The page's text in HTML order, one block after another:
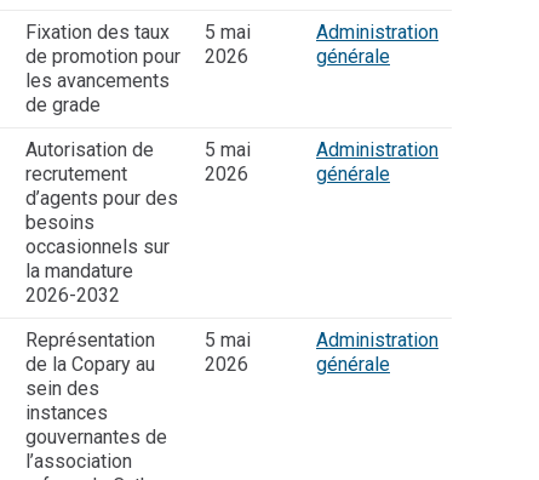
Fixation des taux
de promotion pour
les avancements
de grade
5 mai
2026
Administration
générale
Autorisation de
recrutement
d’agents pour des
besoins
occasionnels sur
la mandature
2026-2032
5 mai
2026
Administration
générale
Représentation
de la Copary au
sein des
instances
gouvernantes de
l’association
5 mai
2026
Administration
générale